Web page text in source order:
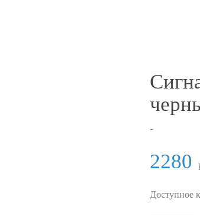
-
2280
Доступное